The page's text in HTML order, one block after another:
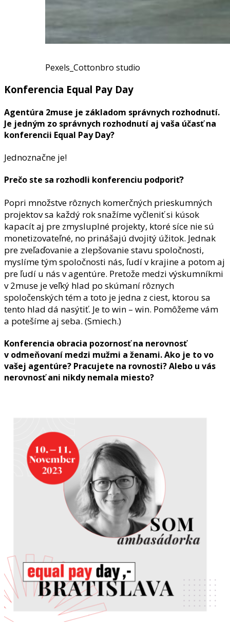
Pexels_Cottonbro studio
Konferencia Equal Pay Day
Agentúra 2muse je základom správnych rozhodnutí.
Je jedným zo správnych rozhodnutí aj vaša účasť na
konferencii Equal Pay Day?
Jednoznačne je!
Prečo ste sa rozhodli konferenciu podporiť?
Popri množstve rôznych komerčných prieskumných
projektov sa každý rok snažíme vyčleniť si kúsok
kapacít aj pre zmysluplné projekty, ktoré síce nie sú
monetizovateľné, no prinášajú dvojitý úžitok. Jednak
pre zveľaďovanie a zlepšovanie stavu spoločnosti,
myslíme tým spoločnosti nás, ľudí v krajine a potom aj
pre ľudí u nás v agentúre. Pretože medzi výskumníkmi
v 2muse je veľký hlad po skúmaní rôznych
spoločenských tém a toto je jedna z ciest, ktorou sa
tento hlad dá nasýtiť. Je to win – win. Pomôžeme vám
a potešíme aj seba. (Smiech.)
Konferencia obracia pozornosť na nerovnosť
v odmeňovaní medzi mužmi a ženami. Ako je to vo
vašej agentúre? Pracujete na rovnosti? Alebo u vás
nerovnosť ani nikdy nemala miesto?